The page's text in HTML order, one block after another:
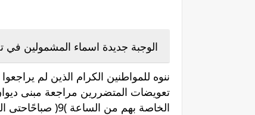
الوجبة جديدة اسماء المشمولين
ننوه للمواطنين الكرام الذين لم
تعويضات المتضررين مراجعة مبنى
الخاصة بهم من الساعة )9( صباحًاحتى الساعة )2( ظهرًا.